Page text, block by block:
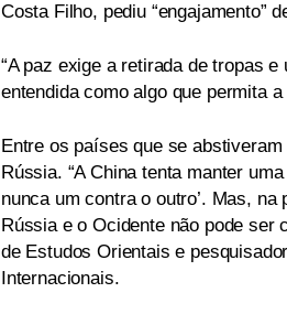
Costa Filho, pediu “engajamento”
“A paz exige a retirada de tropas
entendida como algo que permita
Entre os países que se
Rússia. “A China tenta manter
nunca um contra o outro’. Mas,
Rússia e o Ocidente não pode ser
de Estudos Orientais e
Internacionais.